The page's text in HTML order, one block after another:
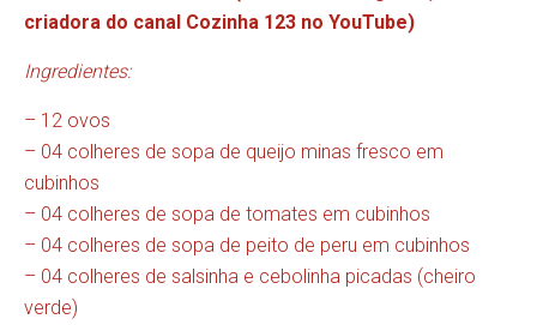
criadora do canal Cozinha 123 no YouTube)
Ingredientes:
– 12 ovos
– 04 colheres de sopa de queijo minas fresco em
cubinhos
– 04 colheres de sopa de tomates em cubinhos
– 04 colheres de sopa de peito de peru em cubinhos
– 04 colheres de salsinha e cebolinha picadas (cheiro
verde)